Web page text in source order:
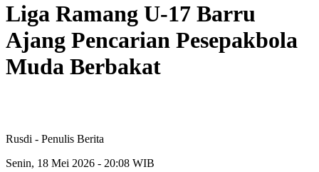
Liga Ramang U-17 Barru
Ajang Pencarian Pesepakbola
Muda Berbakat
Rusdi - Penulis Berita
Senin, 18 Mei 2026 - 20:08 WIB